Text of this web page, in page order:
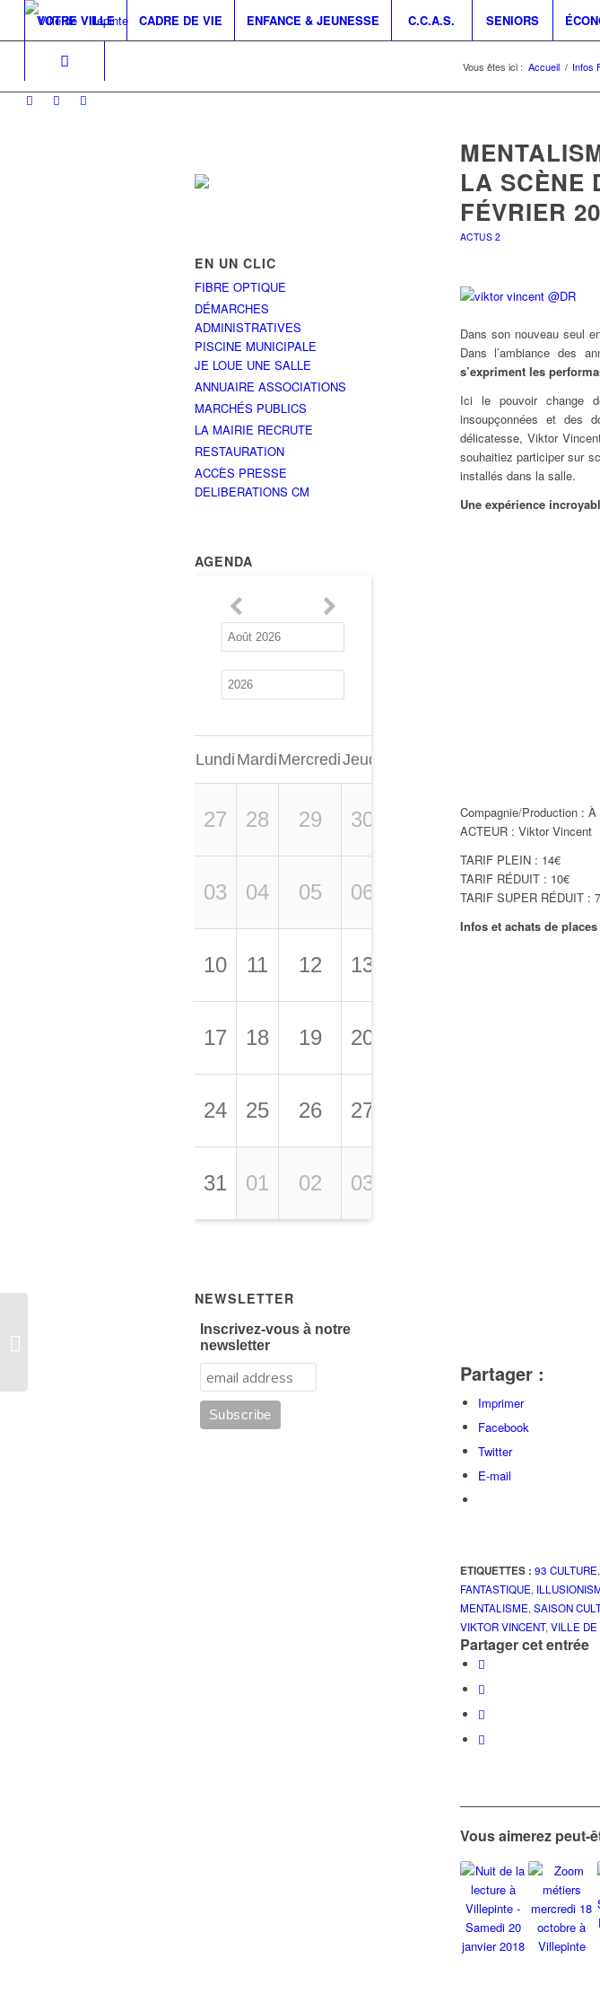
VOTRE VILLE CADRE DE VIE ENFANCE & JEUNESSE C.C.A.S. SENIORS
Vous êtes ici : Accueil / Infos
LA SCÈNE
FÉVRIER
ACTUS 2
Dans son nouveau seul
Dans l’ambiance des
s’expriment les
Ici le pouvoir change
insoupçonnées et des
délicatesse, Viktor
souhaitiez participer sur
installés dans la salle.
Une expérience
Compagnie/Production :
ACTEUR : Viktor Vincent
TARIF PLEIN : 14€
TARIF RÉDUIT : 10€
TARIF SUPER RÉDUIT :
Infos et achats de places
Partager :
Imprimer
Facebook
Twitter
E-mail
ETIQUETTES : 93 CULTURE,
FANTASTIQUE,
MENTALISME,SAISON
VIKTOR VINCENT,VILLE
Partager cet entrée
Vous aimerez peut-
EN UN CLIC
FIBRE OPTIQUE
DÉMARCHES
ADMINISTRATIVES
PISCINE MUNICIPALE
JE LOUE UNE SALLE
ANNUAIRE ASSOCIATIONS
MARCHÉS PUBLICS
LA MAIRIE RECRUTE
RESTAURATION
ACCÈS PRESSE
DELIBERATIONS CM
AGENDA
Lundi MardiMercrediJeudi
27 28 29 30 01 02
03 04 05 06 08 09
10 11 12 13
17 18 19 20
24 25 26 27
31 01 02 03
NEWSLETTER
Inscrivez-vous à notre
newsletter